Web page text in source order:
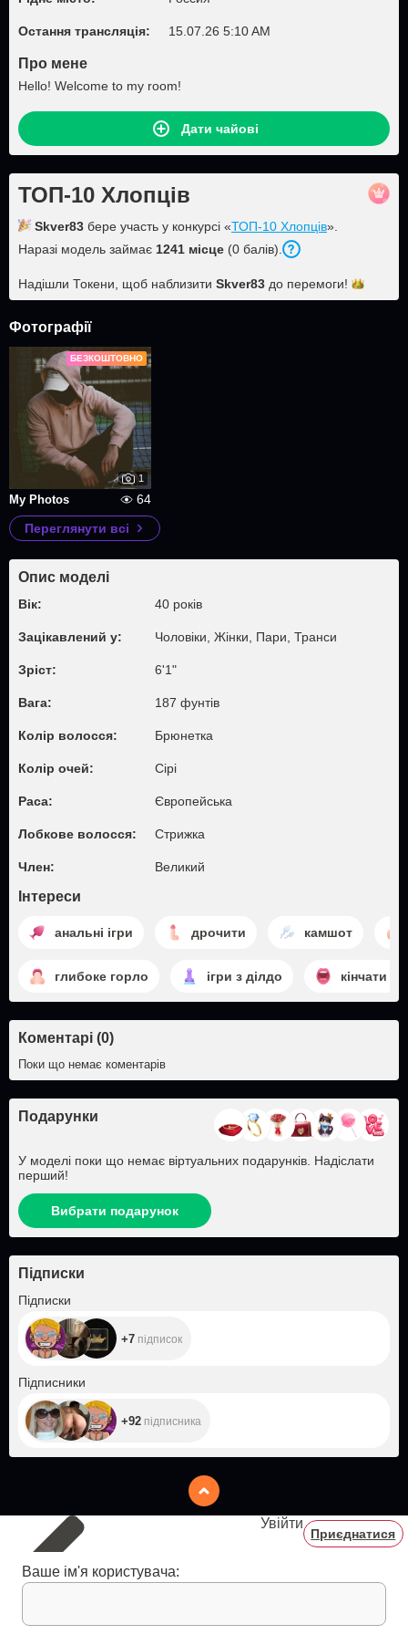
Остання трансляція: 15.07.26 5:10 AM
Про мене
Hello! Welcome to my room!
Дати чайові
ТОП-10 Хлопців
Skver83 бере участь у конкурсі «ТОП-10 Хлопців».
Наразі модель займає 1241 місце (0 балів).
Надішли Токени, щоб наблизити Skver83 до перемоги!
Фотографії
БЕЗКОШТОВНО
1
My Photos
64
Переглянути всі
Опис моделі
Вік: 40 років
Зацікавлений у: Чоловіки, Жiнки, Пари, Транси
Зріст: 6'1"
Вага: 187 фунтів
Колір волосся: Брюнетка
Колір очей: Сірі
Раса: Європейська
Лобкове волосся: Стрижка
Член: Великий
Інтереси
анальні ігри дрочити камшот
глибоке горло ігри з ділдо кінчати в
Коментарі (0)
Поки що немає коментарів
Подарунки
У моделі поки що немає віртуальних подарунків. Надіслати
перший!
Вибрати подарунок
Підписки
Підписки
+7 підписок
Підписники
+92 підписника
Увійти
Приєднатися
Ваше ім'я користувача: